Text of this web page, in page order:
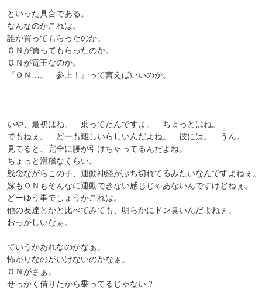
といった具合である。
なんなのかこれは。
誰が買ってもらったのか。
ＯＮが買ってもらったのか。
ＯＮが電王なのか。
『ＯＮ…。 参上！』って言えばいいのか。
いや、最初はね。 乗ってたんですよ。 ちょっとはね。
でもねぇ。 どーも難しいらしいんだよね。 彼には。 うん。
見てると、完全に腰が引けちゃってるんだよね。
ちょっと滑稽なくらい。
残念ながらこの子、運動神経がぶち切れてるみたいなんですよねぇ。
嫁もＯＮもそんなに運動できない感じじゃあないんですけどねぇ。
どーゆう事でしょうかこれは。
他の友達とかと比べてみても、明らかにドン臭いんだよねぇ。
おっかしいなぁ。
ていうかあれなのかなぁ。
怖がりなのがいけないのかなぁ。
ＯＮがさぁ。
せっかく借りたから乗ってるじゃない？